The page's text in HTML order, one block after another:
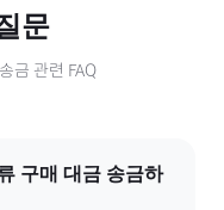
문
송금 관련 FAQ
구매 대금 송금하